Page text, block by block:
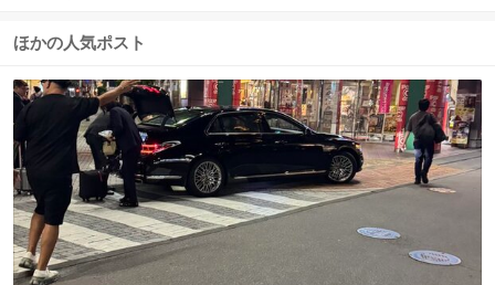
ほかの人気ポスト